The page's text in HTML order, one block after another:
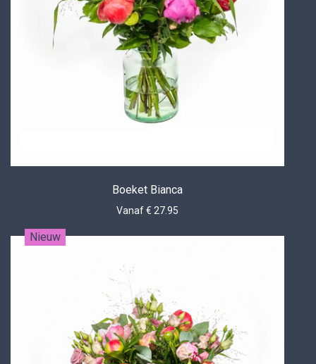
Boeket Bianca
Vanaf € 27.95
Nieuw